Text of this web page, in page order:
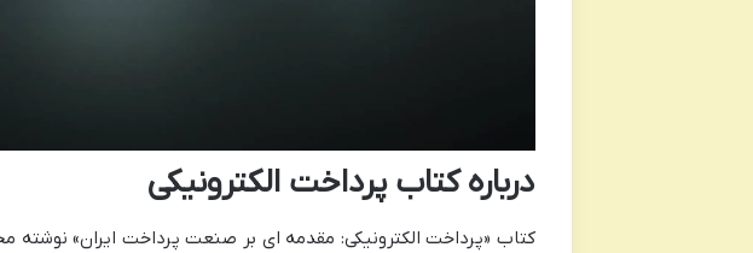
درباره کتاب پرداخت الکترونیکی
کتاب «پرداخت الکترونیکی: مقدمه ای بر صنعت پرداخت ایران» نوشته